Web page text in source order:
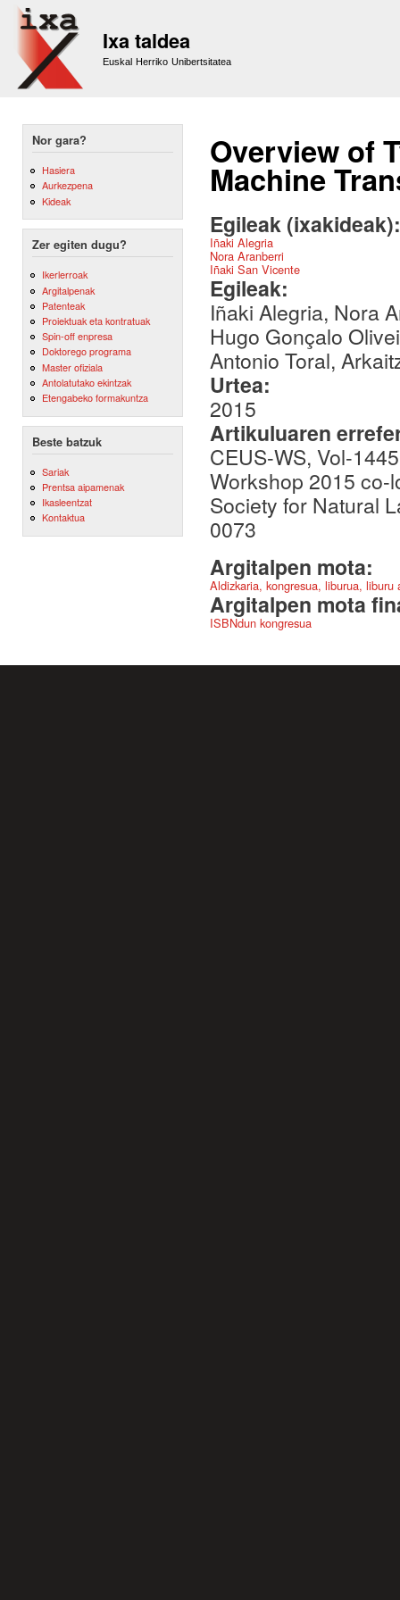
Ixa taldea
Euskal Herriko Unibertsitatea
Nor gara?
Hasiera
Aurkezpena
Kideak
Zer egiten dugu?
Ikerlerroak
Argitalpenak
Patenteak
Proiektuak eta kontratuak
Spin-off enpresa
Doktorego programa
Master ofiziala
Antolatutako ekintzak
Etengabeko formakuntza
Beste batzuk
Sariak
Prentsa aipamenak
Ikasleentzat
Kontaktua
Overview of
Machine
Egileak
Iñaki Alegria
Nora Aranberri
Iñaki San Vicente
Egileak:
Iñaki Alegria, Nora
Hugo Gonçalo
Antonio Toral,
Urtea:
2015
Artikuluaren
CEUS-WS, Vol-
Workshop 2015 co-
Society for Natural
0073
Argitalpen mota:
Aldizkaria, kongresua, liburua,
Argitalpen mota
ISBNdun kongresua